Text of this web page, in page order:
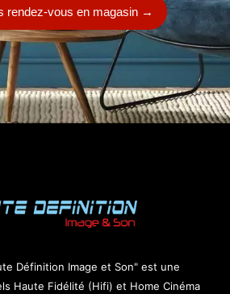
rendez-vous en magasin →
Définition Image et Son" est une
Haute Fidélité (Hifi) et Home Cinéma